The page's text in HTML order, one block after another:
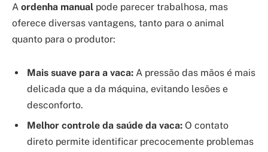
A ordenha manual pode parecer trabalhosa, mas
oferece diversas vantagens, tanto para o animal
quanto para o produtor:
Mais suave para a vaca: A pressão das mãos é mais
delicada que a da máquina, evitando lesões e
desconforto.
Melhor controle da saúde da vaca: O contato
direto permite identificar precocemente problemas